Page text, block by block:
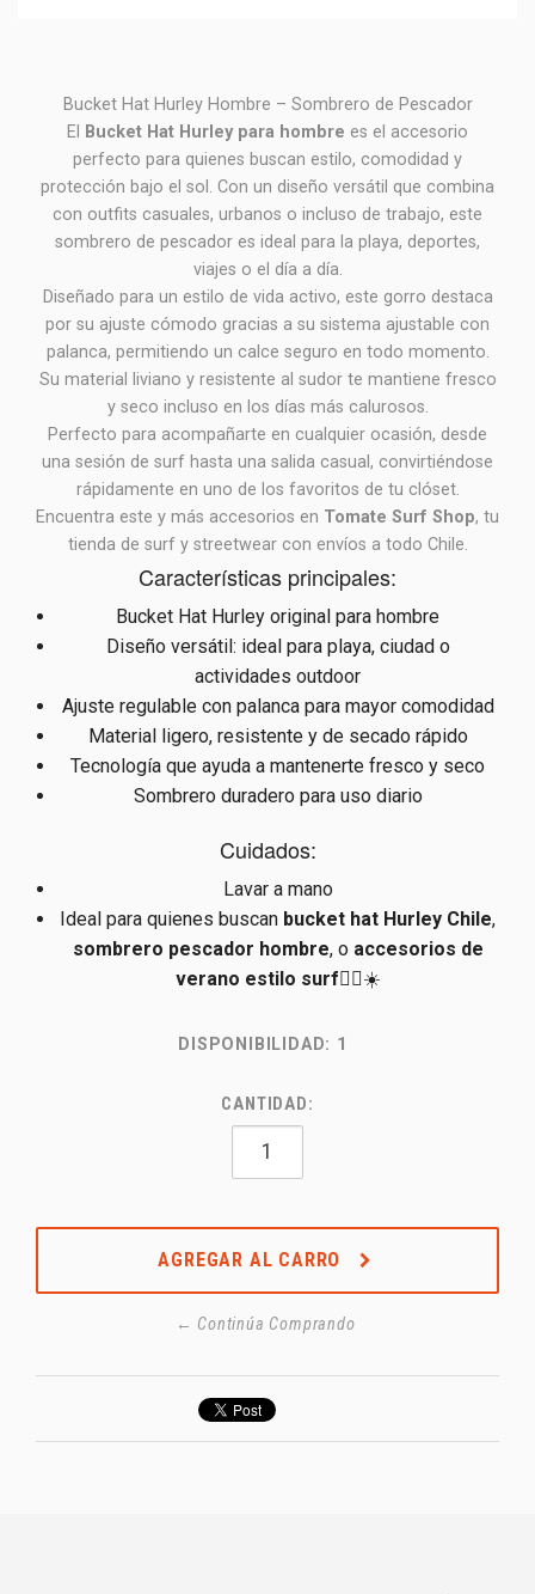
Bucket Hat Hurley Hombre – Sombrero de Pescador
El
Bucket Hat Hurley para hombre es el accesorio
perfecto para quienes buscan estilo, comodidad y
protección bajo el sol. Con un diseño versátil que combina
con outfits casuales, urbanos o incluso de trabajo, este
sombrero de pescador es ideal para la playa, deportes,
viajes o el día a día.
Diseñado para un estilo de vida activo, este gorro destaca
por su ajuste cómodo gracias a su sistema ajustable con
palanca, permitiendo un calce seguro en todo momento.
Su material liviano y resistente al sudor te mantiene fresco
y seco incluso en los días más calurosos.
Perfecto para acompañarte en cualquier ocasión, desde
una sesión de surf hasta una salida casual, convirtiéndose
rápidamente en uno de los favoritos de tu clóset.
Encuentra este y más accesorios en Tomate Surf Shop, tu
tienda de surf y streetwear con envíos a todo Chile.
Características principales:
Bucket Hat Hurley original para hombre
Diseño versátil: ideal para playa, ciudad o
actividades outdoor
Ajuste regulable con palanca para mayor comodidad
Material ligero, resistente y de secado rápido
Tecnología que ayuda a mantenerte fresco y seco
Sombrero duradero para uso diario
Cuidados:
Lavar a mano
Ideal para quienes buscan bucket hat Hurley Chile,
sombrero pescador hombre, o accesorios de
verano estilo surf🏄‍♂️☀️
DISPONIBILIDAD: 1
CANTIDAD:
AGREGAR AL CARRO
← Continúa Comprando